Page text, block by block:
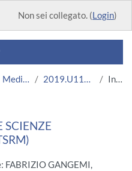
Non sei collegato. (Login)
Medicina e Chirurgia 2019.U11659.08717-11.N0.16309 Introduzione
SCIENZE
FABRIZIO GANGEMI,